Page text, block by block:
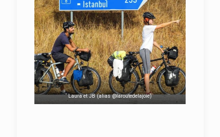
Laura et JB (alias @laroutedelajoie)